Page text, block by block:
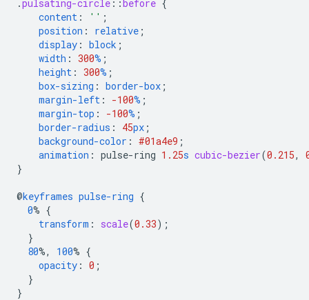
.pulsating-circle ::before {
content : '' ;
position : relative ;
display : block ;
width : 300% ;
height : 300% ;
box-sizing : border-box ;
margin-left : -100% ;
margin-top : -100% ;
border-radius : 45px ;
background-color : #01a4e9 ;
animation : pulse-ring 1.25s cubic-bezier(0.215,
}
@keyframes pulse-ring {
0% {
transform : scale(0.33);
}
80%, 100% {
opacity : 0 ;
}
}